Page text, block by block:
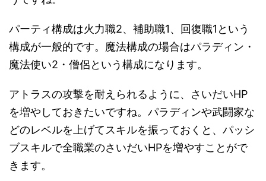
パーティ構成は火力職2、補助職1、回復職1という
構成が一般的です。魔法構成の場合はパラディン・
魔法使い2・僧侶という構成になります。
アトラスの攻撃を耐えられるように、さいだいHP
を増やしておきたいですね。パラディンや武闘家な
どのレベルを上げてスキルを振っておくと、パッシ
ブスキルで全職業のさいだいHPを増やすことがで
きます。